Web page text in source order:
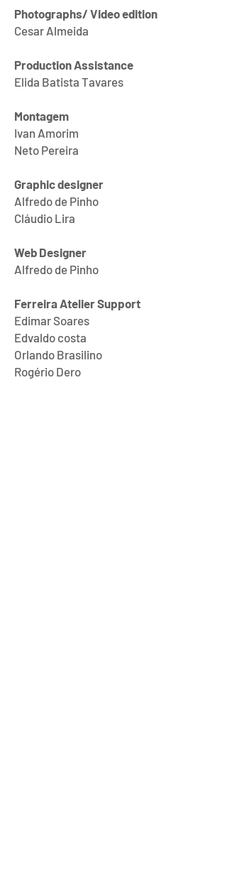
Photographs/ Video edition
Cesar Almeida
Production Assistance
Elida Batista Tavares
Montagem
Ivan Amorim
Neto Pereira
Graphic designer
Alfredo de Pinho
Cláudio Lira
Web Designer
Alfredo de Pinho
Ferreira Atelier Support
Edimar Soares
Edvaldo costa
Orlando Brasilino
Rogério Dero